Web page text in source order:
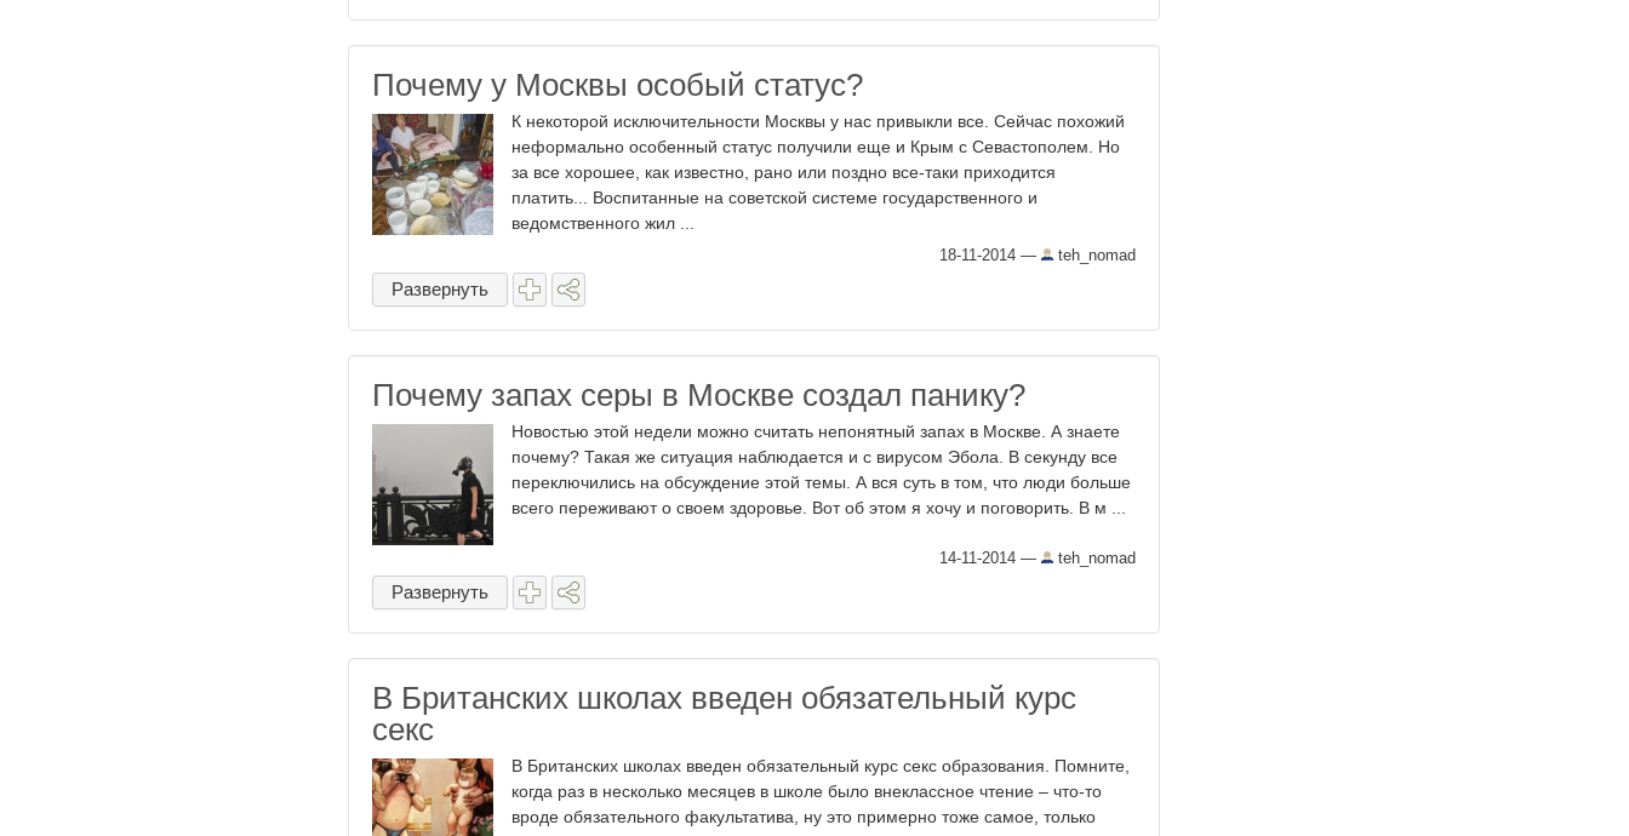
Почему у Москвы особый статус?
К некоторой исключительности Москвы у нас привыкли все. Сейчас похожий
неформально особенный статус получили еще и Крым с Севастополем. Но
за все хорошее, как известно, рано или поздно все-таки приходится
платить... Воспитанные на советской системе государственного и
ведомственного жил ...
18-11-2014 — teh_nomad
Развернуть
Почему запах серы в Москве создал панику?
Новостью этой недели можно считать непонятный запах в Москве. А знаете
почему? Такая же ситуация наблюдается и с вирусом Эбола. В секунду все
переключились на обсуждение этой темы. А вся суть в том, что люди больше
всего переживают о своем здоровье. Вот об этом я хочу и поговорить. В м ...
14-11-2014 — teh_nomad
Развернуть
В Британских школах введен обязательный курс
секс
В Британских школах введен обязательный курс секс образования. Помните,
когда раз в несколько месяцев в школе было внеклассное чтение – что-то
вроде обязательного факультатива, ну это примерно тоже самое, только